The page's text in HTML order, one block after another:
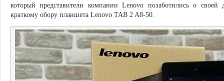
который представители компании Lenovo позаботились о
краткому обору планшета Lenovo TAB 2 A8-50.